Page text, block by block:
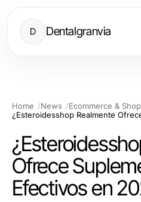
D Dentalgranvia
Home News
Ecommerce &
Ofrece
Efectivos en